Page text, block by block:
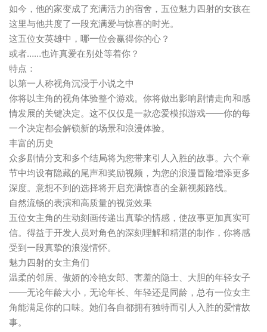
如今，他的家变成了充满活力的宿舍，五位魅力四射的女孩在
这里与他共度了一段充满爱与惊喜的时光。
这五位女英雄中，哪一位会赢得你的心？
或者……也许真爱在别处等着你？
特点：
以第一人称视角沉浸于小说之中
你将以主角的视角体验整个游戏。你将做出影响剧情走向和感
情发展的关键决定。这不仅仅是一款恋爱模拟游戏——你的每
一个决定都会解锁新的场景和浪漫体验。
丰富的历史
众多剧情分支和多个结局将为您带来引人入胜的故事。六个章
节中均设有隐藏的尾声和奖励视频，为您的浪漫冒险增添更多
深度。意想不到的选择将开启充满惊喜的全新视频路线。
自然流畅的表演和高质量的视觉效果
五位女主角的生动刻画传递出真挚的情感，使故事更加真实可
信。得益于开发人员对角色的深刻理解和精湛的制作，你将感
受到一段真挚的浪漫情怀。
魅力四射的女主角们
温柔的邻居、傲娇的冷艳女郎、害羞的隐士、大胆的年轻女子
——无论年龄大小，无论年长、年轻还是同龄，总有一位女主
角能满足你的口味。她们各自都拥有独特而引人入胜的爱情故
事。